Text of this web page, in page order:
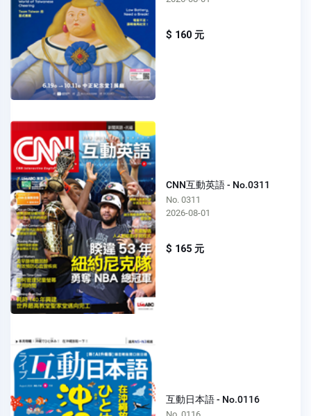
$ 160 元
CNN互動英語 - No.0311
No. 0311
2026-08-01
$ 165 元
互動日本語 - No.0116